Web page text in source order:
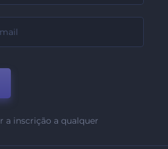
a inscrição a qualquer